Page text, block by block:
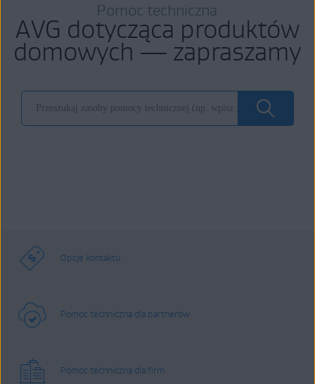
Pomoc techniczna
AVG dotycząca produktów
domowych — zapraszamy
Opcje kontaktu
Pomoc techniczna dla partnerów
Pomoc techniczna dla firm